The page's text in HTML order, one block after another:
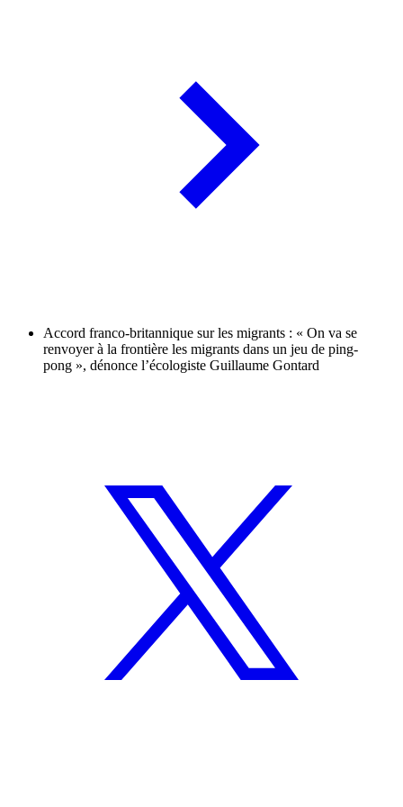
Accord franco-britannique sur les migrants : « On va se
renvoyer à la frontière les migrants dans un jeu de ping-
pong », dénonce l’écologiste Guillaume Gontard